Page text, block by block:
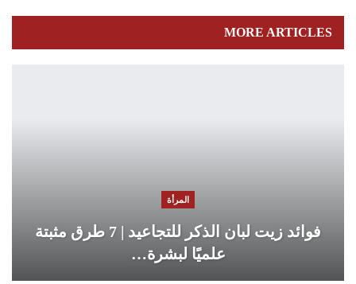
MORE ARTICLES
المرأة
فوائد زيت لبان الذكر للتجاعيد | 7 طرق مثبتة
علميًا لبشرة…